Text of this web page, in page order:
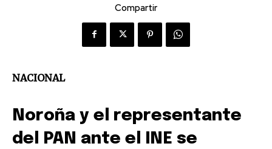
Compartir
NACIONAL
Noroña y el representante
del PAN ante el INE se